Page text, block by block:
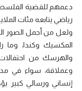
دعمهم للقضية
رياضي يتابعه مئات
ولعل من أجمل الصور
المكسيك وكندا، وما
والهرسك من
وعملاقة، سواء في
إنساني ورسالي كبير